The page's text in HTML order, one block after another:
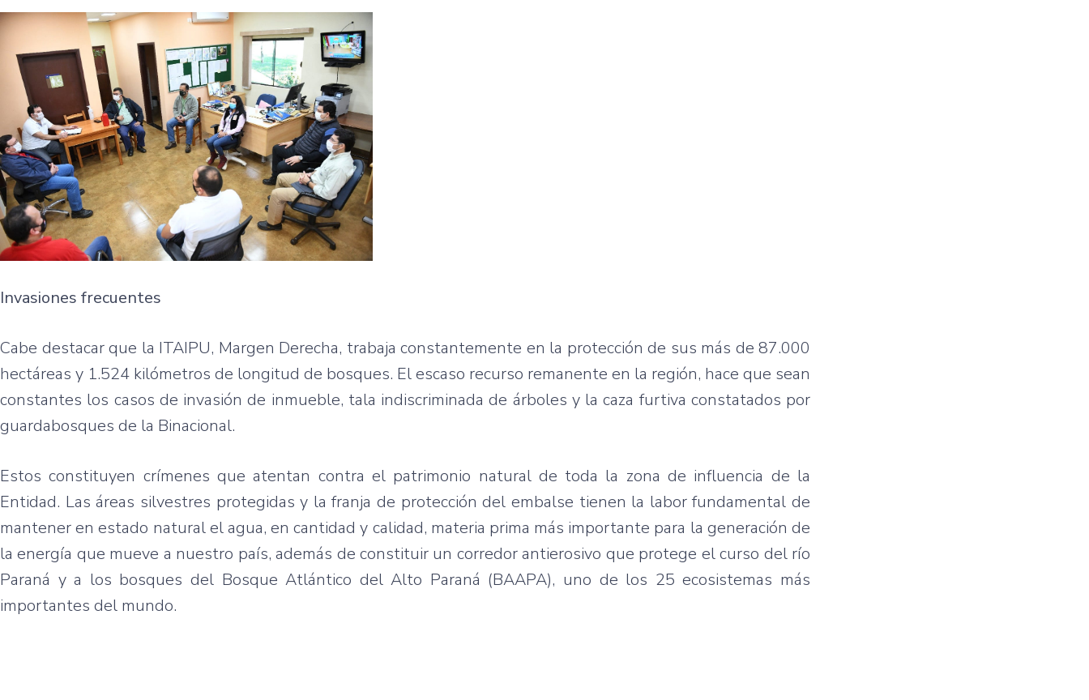
Invasiones frecuentes
Cabe destacar que la ITAIPU, Margen Derecha, trabaja constantemente en la protección de sus más de 87.000
hectáreas y 1.524 kilómetros de longitud de bosques. El escaso recurso remanente en la región, hace que sean
constantes los casos de invasión de inmueble, tala indiscriminada de árboles y la caza furtiva constatados por
guardabosques de la Binacional.
Estos constituyen crímenes que atentan contra el patrimonio natural de toda la zona de influencia de la
Entidad. Las áreas silvestres protegidas y la franja de protección del embalse tienen la labor fundamental de
mantener en estado natural el agua, en cantidad y calidad, materia prima más importante para la generación de
la energía que mueve a nuestro país, además de constituir un corredor antierosivo que protege el curso del río
Paraná y a los bosques del Bosque Atlántico del Alto Paraná (BAAPA), uno de los 25 ecosistemas más
importantes del mundo.